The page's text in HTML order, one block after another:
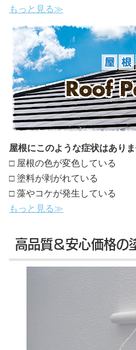
もっと見る≫
屋根にこのような症状はあり
□ 屋根の色が変色している
□ 塗料が剥がれている
□ 藻やコケが発生している
もっと見る≫
高品質＆安心価格の